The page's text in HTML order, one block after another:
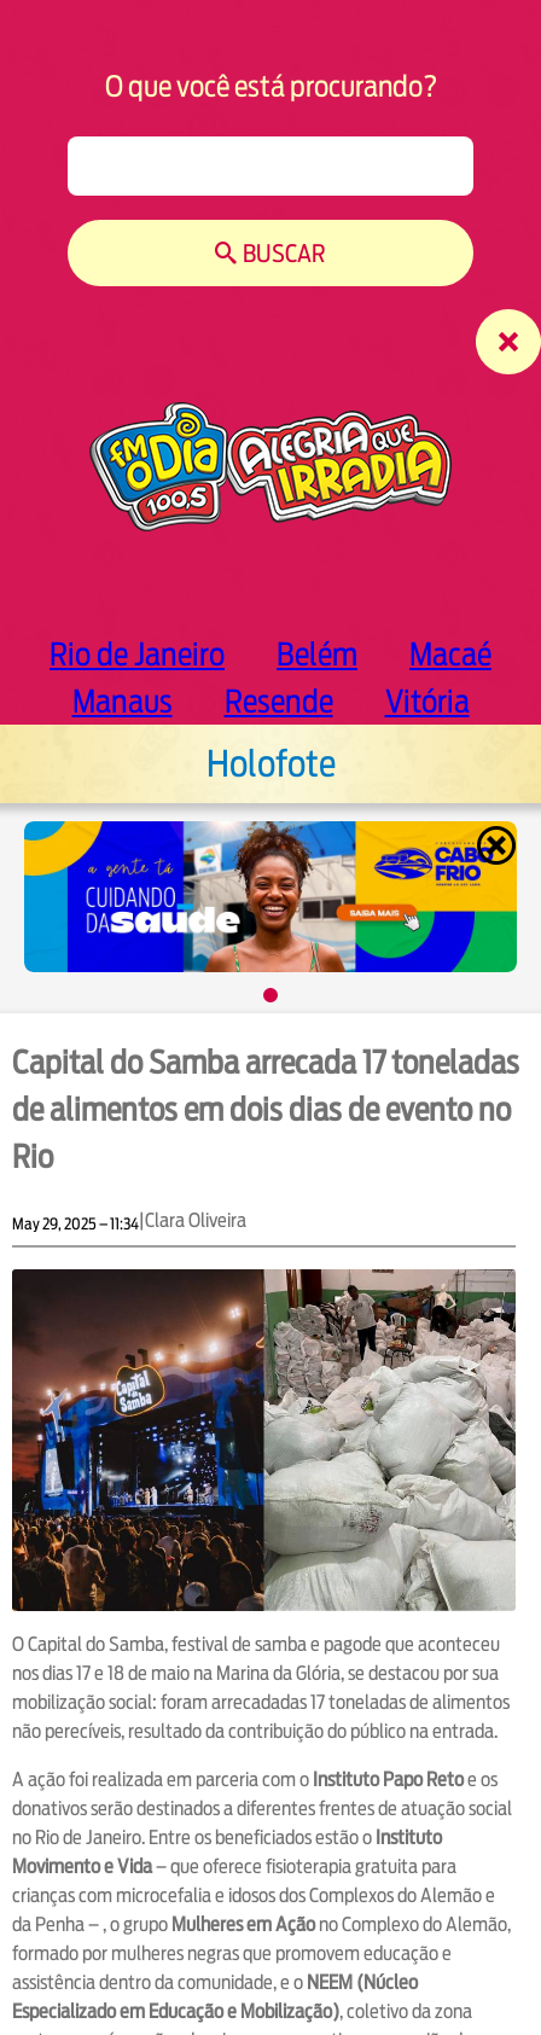
O que você está procurando?
BUSCAR
Rio de Janeiro Belém
Macaé
Manaus
Resende Vitória
Holofote
Capital do Samba arrecada 17 toneladas
de alimentos em dois dias de evento no
Rio
May 29, 2025 – 11:34|Clara Oliveira
O Capital do Samba, festival de samba e pagode que aconteceu
nos dias 17 e 18 de maio na Marina da Glória, se destacou por sua
mobilização social: foram arrecadadas 17 toneladas de alimentos
não perecíveis, resultado da contribuição do público na entrada.
A ação foi realizada em parceria com o Instituto Papo Retoe os
donativos serão destinados a diferentes frentes de atuação social
no Rio de Janeiro. Entre os beneficiados estão o Instituto
Movimento e Vida– que oferece fisioterapia gratuita para
crianças com microcefalia e idosos dos Complexos do Alemão e
da Penha – , o grupo Mulheres em Açãono Complexo do Alemão,
formado por mulheres negras que promovem educação e
assistência dentro da comunidade, e o NEEM (Núcleo
Especializado em Educação e Mobilização), coletivo da zona